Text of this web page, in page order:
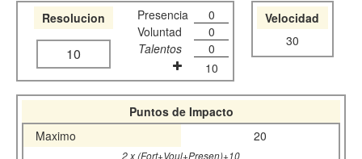
Resolucion
10
Presencia
0
Voluntad
0
Talentos
0
10
Velocidad
30
Puntos de Impacto
Maximo
20
2 x (Fort+Voul+Presen)+10